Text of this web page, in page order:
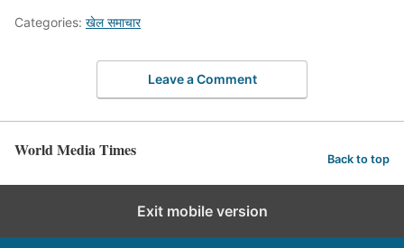
Categories: खेल समाचार
Leave a Comment
World Media Times Back to top
Exit mobile version